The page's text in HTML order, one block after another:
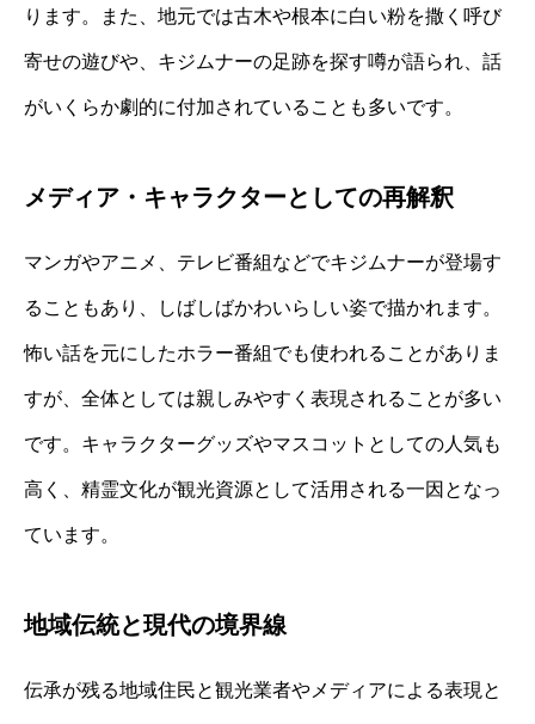
ります。また、地元では古木や根本に白い粉を撒く呼び
寄せの遊びや、キジムナーの足跡を探す噂が語られ、話
がいくらか劇的に付加されていることも多いです。
メディア・キャラクターとしての再解釈
マンガやアニメ、テレビ番組などでキジムナーが登場す
ることもあり、しばしばかわいらしい姿で描かれます。
怖い話を元にしたホラー番組でも使われることがありま
すが、全体としては親しみやすく表現されることが多い
です。キャラクターグッズやマスコットとしての人気も
高く、精霊文化が観光資源として活用される一因となっ
ています。
地域伝統と現代の境界線
伝承が残る地域住民と観光業者やメディアによる表現と